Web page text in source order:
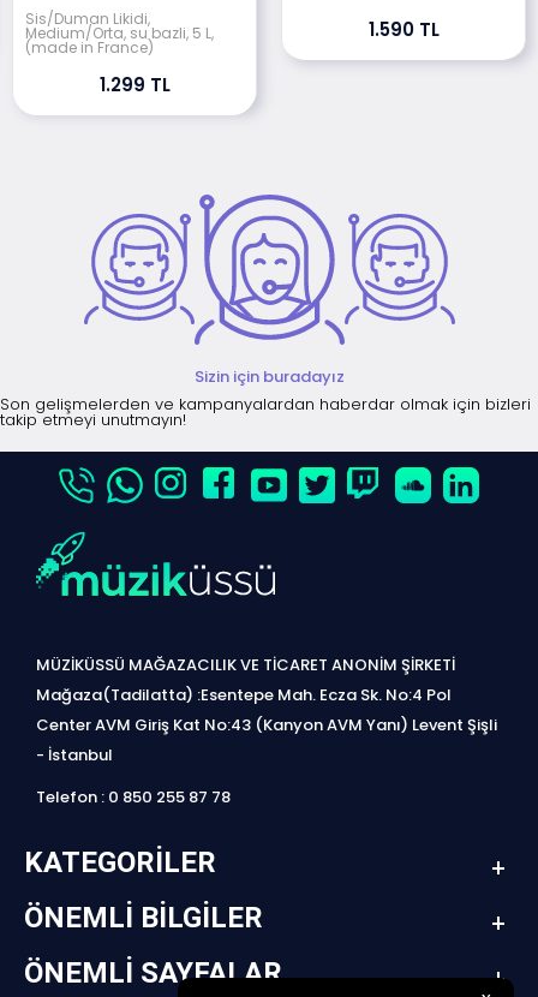
Sis/Duman Likidi,
Medium/Orta, su bazli, 5 L,
(made in France)
1.299 TL
1.590 TL
Sizin için buradayız
Son gelişmelerden ve kampanyalardan haberdar olmak için bizleri
takip etmeyi unutmayın!
MÜZİKÜSSÜ MAĞAZACILIK VE TİCARET ANONİM ŞİRKETİ
Mağaza(Tadilatta) :Esentepe Mah. Ecza Sk. No:4 Pol
Center AVM Giriş Kat No:43 (Kanyon AVM Yanı) Levent Şişli
- İstanbul
Telefon : 0 850 255 87 78
KATEGORILER
ÖNEMLI BILGILER
ÖNEMLI SAYFALAR